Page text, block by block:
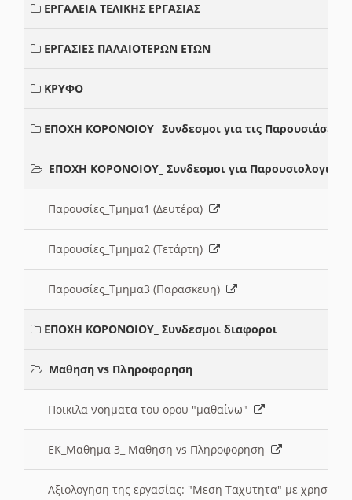
ΕΡΓΑΛΕΙΑ ΤΕΛΙΚΗΣ ΕΡΓΑΣΙΑΣ
ΕΡΓΑΣΙΕΣ ΠΑΛΑΙΟΤΕΡΩΝ ΕΤΩΝ
ΚΡΥΦΟ
ΕΠΟΧΗ ΚΟΡΟΝΟΙΟΥ_ Συνδεσμοι για τις Παρουσιάσεις
ΕΠΟΧΗ ΚΟΡΟΝΟΙΟΥ_ Συνδεσμοι για Παρουσιολογια
Παρουσίες_Τμημα1 (Δευτέρα)
Παρουσίες_Τμημα2 (Τετάρτη)
Παρουσίες_Τμημα3 (Παρασκευη)
ΕΠΟΧΗ ΚΟΡΟΝΟΙΟΥ_ Συνδεσμοι διαφοροι
Μαθηση vs Πληροφορηση
Ποικιλα νοηματα του ορου "μαθαίνω"
ΕΚ_Μαθημα 3_ Μαθηση vs Πληροφορηση
Αξιολογηση της εργασίας: "Μεση Ταχυτητα" με χρηση